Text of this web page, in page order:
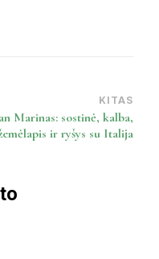
KITAS
Marinas: sostinė, kalba,
ir ryšys su Italija